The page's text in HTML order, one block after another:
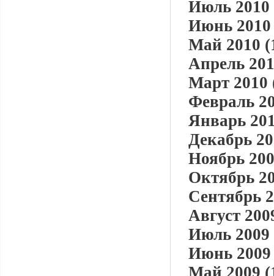
Июль 2010
Июнь 2010
Май 2010
Апрель
Март 2010
Февраль
Январь
Декабрь
Ноябрь
Октябрь
Сентябрь
Август
Июль 2009
Июнь 2009
Май 2009